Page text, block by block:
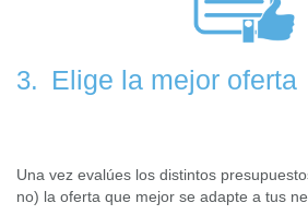
3. Elige la mejor oferta
Una vez evalúes los distintos
no) la oferta que mejor se adapte a tus